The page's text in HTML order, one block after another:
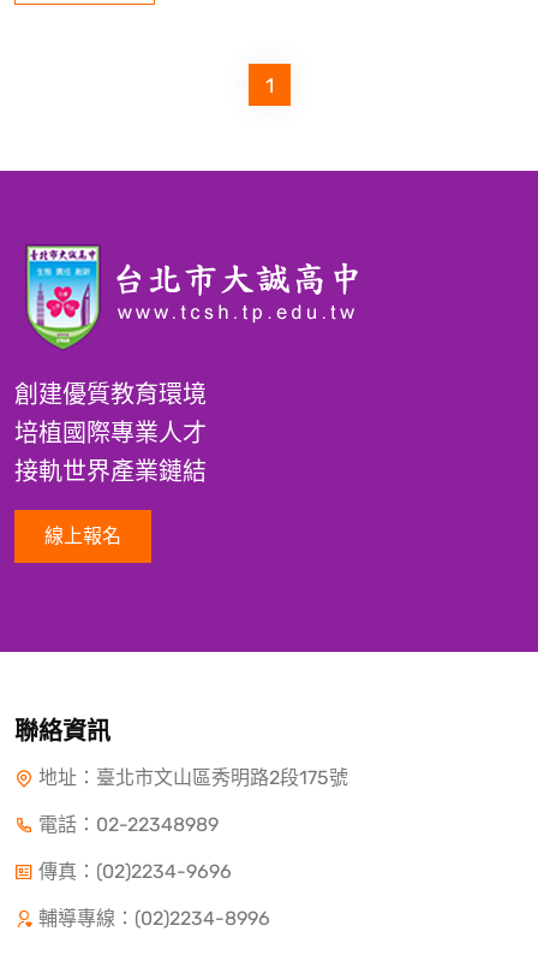
1
創建優質教育環境
培植國際專業人才
接軌世界產業鏈結
線上報名
聯絡資訊
地址：臺北市文山區秀明路2段175號
電話： 02-22348989
傳真：(02)2234-9696
輔導專線：(02)2234-8996